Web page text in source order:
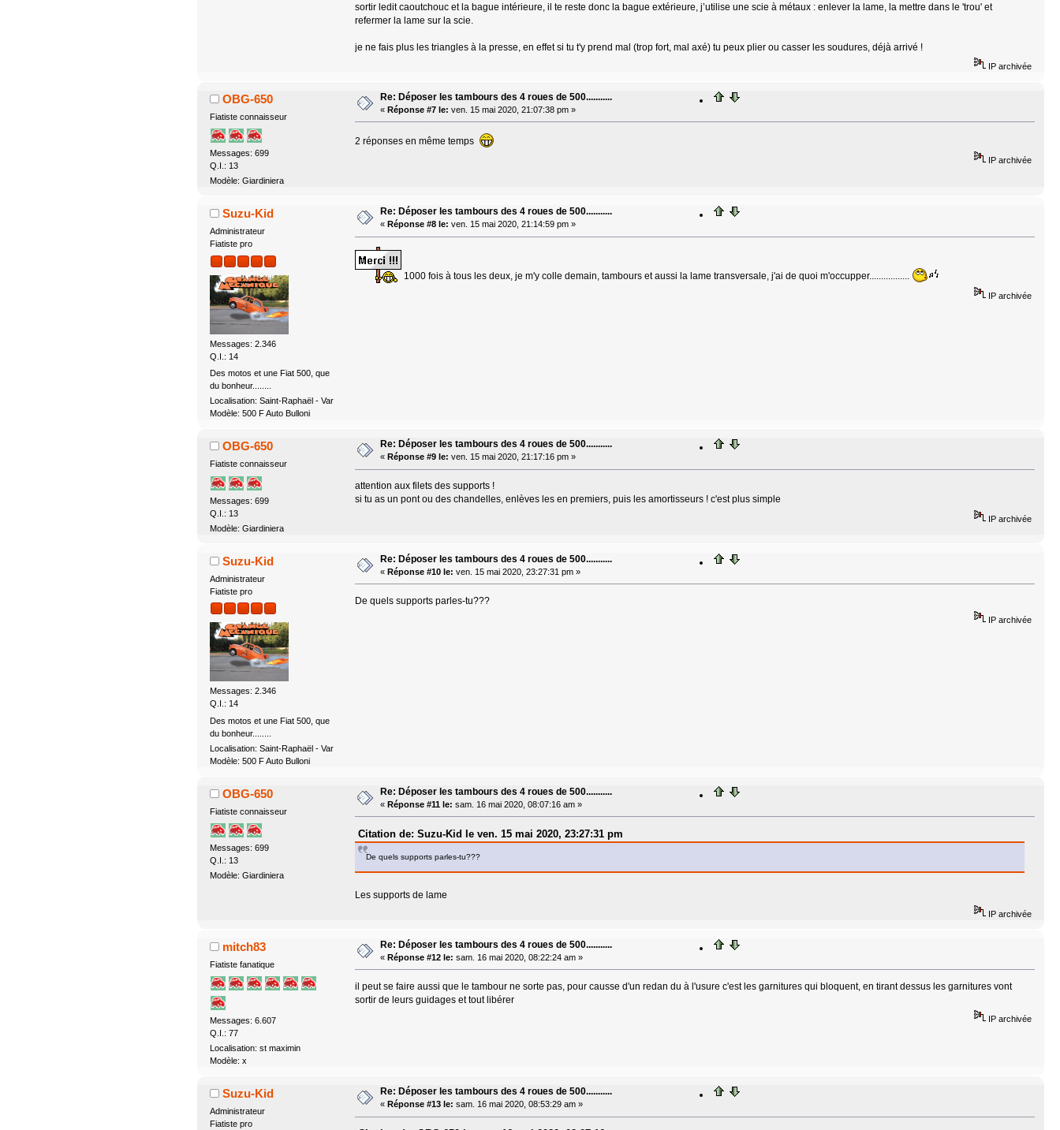
sortir ledit caoutchouc et la bague intérieure, il te reste donc la bague extérieure, j’utilise une scie à métaux : enlever la lame, la mettre dans le 'trou' et
refermer la lame sur la scie.
je ne fais plus les triangles à la presse, en effet si tu t'y prend mal (trop fort, mal axé) tu peux plier ou casser les soudures, déjà arrivé !
IP archivée
OBG-650
Fiatiste connaisseur
Messages: 699
Q.I.: 13
Modèle: Giardiniera
Re: Déposer les tambours des 4 roues de 500...........
« Réponse #7 le: ven. 15 mai 2020, 21:07:38 pm »
2 réponses en même temps
IP archivée
Suzu-Kid
Administrateur
Fiatiste pro
Messages: 2.346
Q.I.: 14
Des motos et une Fiat 500, que
du bonheur........
Localisation: Saint-Raphaël - Var
Modèle: 500 F Auto Bulloni
Re: Déposer les tambours des 4 roues de 500...........
« Réponse #8 le: ven. 15 mai 2020, 21:14:59 pm »
1000 fois à tous les deux, je m'y colle demain, tambours et aussi la lame transversale, j'ai de quoi m'occupper.................
IP archivée
OBG-650
Fiatiste connaisseur
Messages: 699
Q.I.: 13
Modèle: Giardiniera
Re: Déposer les tambours des 4 roues de 500...........
« Réponse #9 le: ven. 15 mai 2020, 21:17:16 pm »
attention aux filets des supports !
si tu as un pont ou des chandelles, enlèves les en premiers, puis les amortisseurs ! c'est plus simple
IP archivée
Suzu-Kid
Administrateur
Fiatiste pro
Messages: 2.346
Q.I.: 14
Des motos et une Fiat 500, que
du bonheur........
Localisation: Saint-Raphaël - Var
Modèle: 500 F Auto Bulloni
Re: Déposer les tambours des 4 roues de 500...........
« Réponse #10 le: ven. 15 mai 2020, 23:27:31 pm »
De quels supports parles-tu???
IP archivée
OBG-650
Fiatiste connaisseur
Messages: 699
Q.I.: 13
Modèle: Giardiniera
Re: Déposer les tambours des 4 roues de 500...........
« Réponse #11 le: sam. 16 mai 2020, 08:07:16 am »
Citation de: Suzu-Kid le ven. 15 mai 2020, 23:27:31 pm
De quels supports parles-tu???
Les supports de lame
IP archivée
mitch83
Fiatiste fanatique
Messages: 6.607
Q.I.: 77
Localisation: st maximin
Modèle: x
Re: Déposer les tambours des 4 roues de 500...........
« Réponse #12 le: sam. 16 mai 2020, 08:22:24 am »
il peut se faire aussi que le tambour ne sorte pas, pour causse d'un redan du à l'usure c'est les garnitures qui bloquent, en tirant dessus les garnitures vont
sortir de leurs guidages et tout libérer
IP archivée
Suzu-Kid
Administrateur
Fiatiste pro
Re: Déposer les tambours des 4 roues de 500...........
« Réponse #13 le: sam. 16 mai 2020, 08:53:29 am »